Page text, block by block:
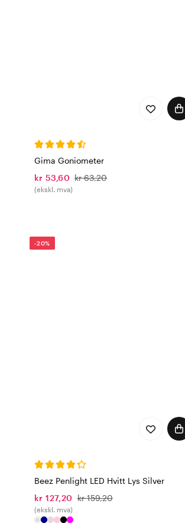
Gima Goniometer
kr 53,60 kr 63,20
(ekskl. mva)
-20%
Beez Penlight LED Hvitt Lys Silver
kr 127,20 kr 159,20
(ekskl. mva)